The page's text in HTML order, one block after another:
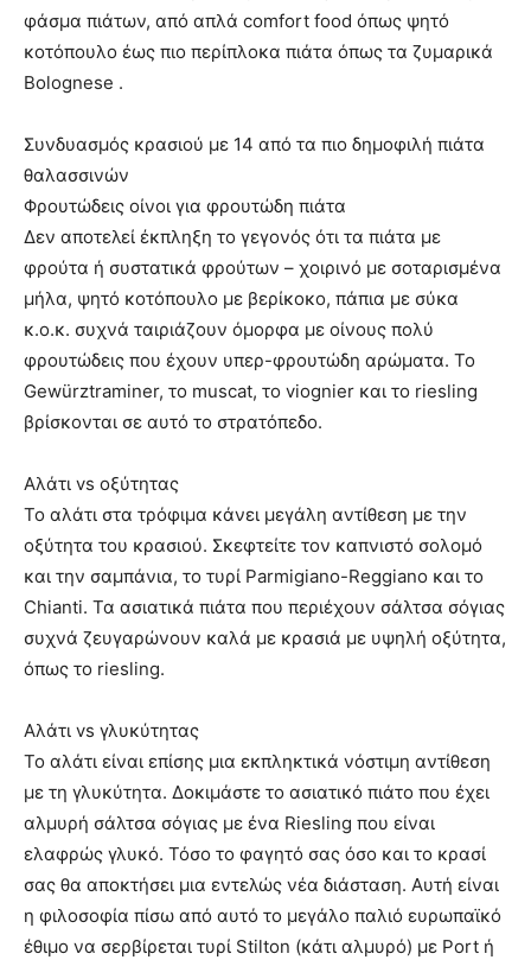
φάσμα πιάτων, από απλά comfort food όπως ψητό
κοτόπουλο έως πιο περίπλοκα πιάτα όπως τα ζυμαρικά
Bolognese .
Συνδυασμός κρασιού με 14 από τα πιο δημοφιλή πιάτα
θαλασσινών
Φρουτώδεις οίνοι για φρουτώδη πιάτα
Δεν αποτελεί έκπληξη το γεγονός ότι τα πιάτα με
φρούτα ή συστατικά φρούτων – χοιρινό με σοταρισμένα
μήλα, ψητό κοτόπουλο με βερίκοκο, πάπια με σύκα
κ.ο.κ. συχνά ταιριάζουν όμορφα με οίνους πολύ
φρουτώδεις που έχουν υπερ-φρουτώδη αρώματα. Το
Gewürztraminer, το muscat, το viognier και το riesling
βρίσκονται σε αυτό το στρατόπεδο.
Αλάτι vs οξύτητας
Το αλάτι στα τρόφιμα κάνει μεγάλη αντίθεση με την
οξύτητα του κρασιού. Σκεφτείτε τον καπνιστό σολομό
και την σαμπάνια, το τυρί Parmigiano-Reggiano και το
Chianti. Τα ασιατικά πιάτα που περιέχουν σάλτσα σόγιας
συχνά ζευγαρώνουν καλά με κρασιά με υψηλή οξύτητα,
όπως το riesling.
Αλάτι vs γλυκύτητας
Το αλάτι είναι επίσης μια εκπληκτικά νόστιμη αντίθεση
με τη γλυκύτητα. Δοκιμάστε το ασιατικό πιάτο που έχει
αλμυρή σάλτσα σόγιας με ένα Riesling που είναι
ελαφρώς γλυκό. Τόσο το φαγητό σας όσο και το κρασί
σας θα αποκτήσει μια εντελώς νέα διάσταση. Αυτή είναι
η φιλοσοφία πίσω από αυτό το μεγάλο παλιό ευρωπαϊκό
έθιμο να σερβίρεται τυρί Stilton (κάτι αλμυρό) με Port ή